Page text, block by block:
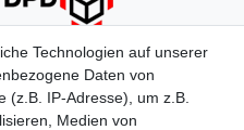
Technologien auf unserer
Daten von
(z.B. IP-Adresse), um z.B.
Medien von